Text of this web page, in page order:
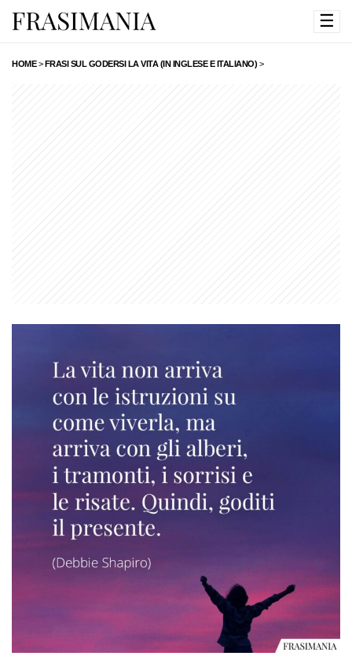
☰
HOME>FRASI SUL GODERSI LA VITA (IN INGLESE E ITALIANO) >